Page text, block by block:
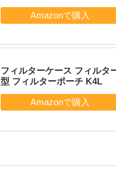
フィルターケース フィルタ
型 フィルターポーチ K4L